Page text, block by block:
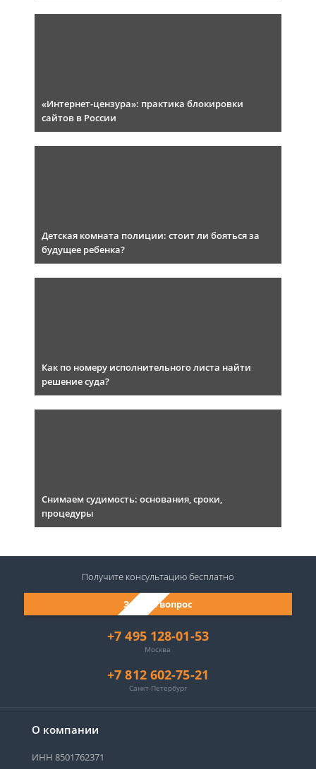
«Интернет-цензура»: практика блокировки
сайтов в России
Детская комната полиции: стоит ли бояться за
будущее ребенка?
Как по номеру исполнительного листа найти
решение суда?
Снимаем судимость: основания, сроки,
процедуры
О компании
ИНН 8501762371
+7 495 128-01-53
Москва
+7 812 602-75-21
Санкт-Петербург
Задать вопрос
Получите консультациюбесплатно